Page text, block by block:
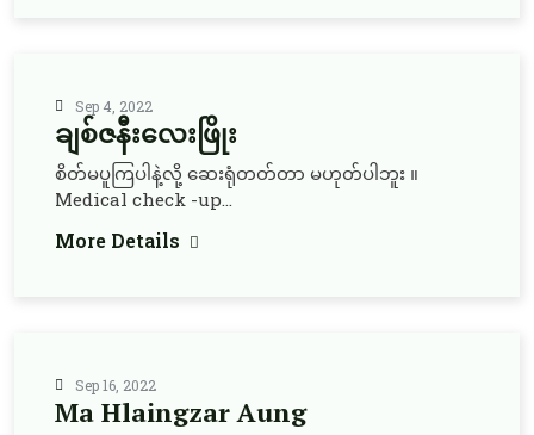
Sep 4, 2022
ချစ်ဇနီးလေးဖြိုး
စိတ်မပူကြပါနဲ့လို့ ဆေးရုံတတ်တာ မဟုတ်ပါဘူး ။
Medical check -up...
More Details
Sep 16, 2022
Ma Hlaingzar Aung